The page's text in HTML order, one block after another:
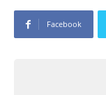
Facebook